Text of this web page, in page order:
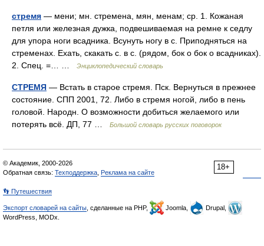
стремя — мени; мн. стремена, мян, менам; ср. 1. Кожаная
петля или железная дужка, подвешиваемая на ремне к седлу
для упора ноги всадника. Всунуть ногу в с. Приподняться на
стременах. Ехать, скакать с. в с. (рядом, бок о бок о всадниках).
2. Спец. =… …
Энциклопедический словарь
СТРЕМЯ — Встать в старое стремя. Пск. Вернуться в прежнее
состояние. СПП 2001, 72. Либо в стремя ногой, либо в пень
головой. Народн. О возможности добиться желаемого или
потерять всё. ДП, 77 …
Большой словарь русских поговорок
18+
© Академик, 2000-2026
Обратная связь: Техподдержка Реклама на сайте
👣 Путешествия
Экспорт словарей на сайты , сделанные на PHP, Joomla,
Drupal,
WordPress, MODx.